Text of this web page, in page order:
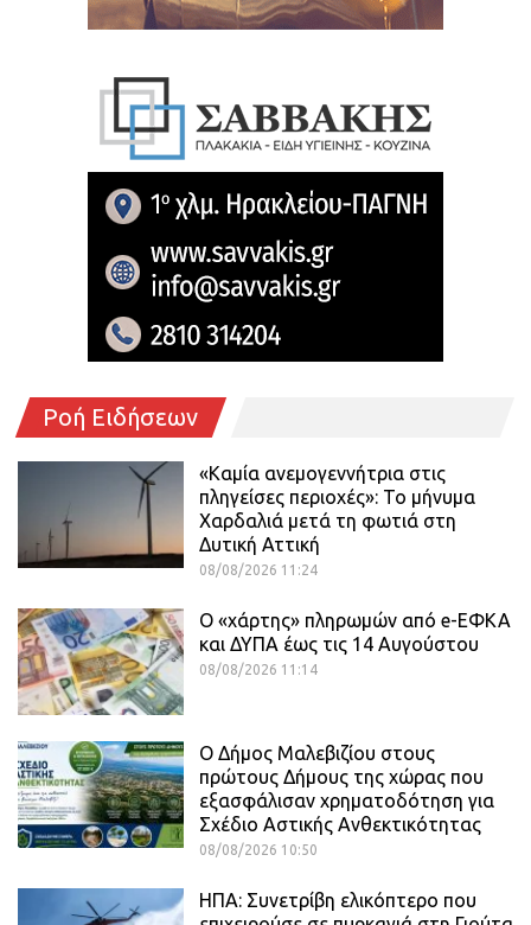
Ροή Ειδήσεων
«Καμία ανεμογεννήτρια στις
πληγείσες περιοχές»: Το μήνυμα
Χαρδαλιά μετά τη φωτιά στη
Δυτική Αττική
08/08/2026 11:24
Ο «χάρτης» πληρωμών από e-ΕΦΚΑ
και ΔΥΠΑ έως τις 14 Αυγούστου
08/08/2026 11:14
Ο Δήμος Μαλεβιζίου στους
πρώτους Δήμους της χώρας που
εξασφάλισαν χρηματοδότηση για
Σχέδιο Αστικής Ανθεκτικότητας
08/08/2026 10:50
ΗΠΑ: Συνετρίβη ελικόπτερο που